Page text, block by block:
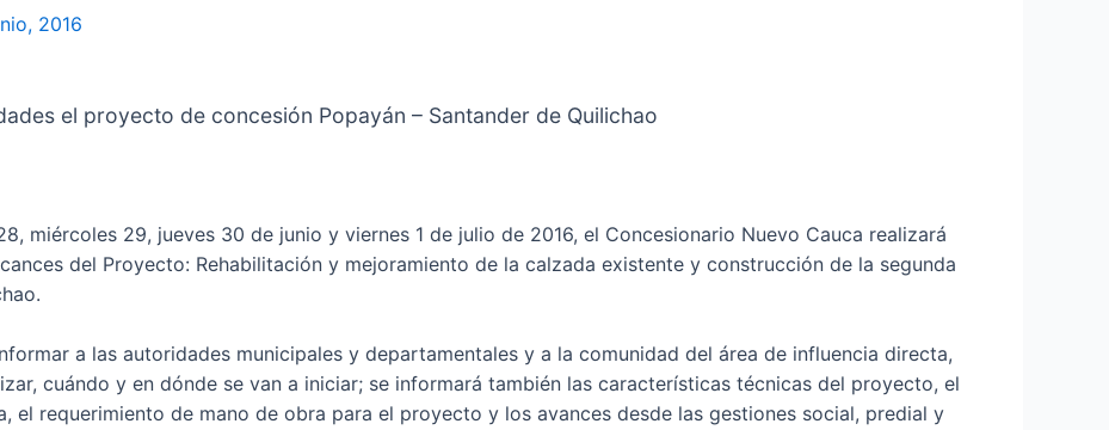
2016
el proyecto de concesión Popayán – Santander de Quilichao
miércoles 29, jueves 30 de junio y viernes 1 de julio de 2016, el Concesionario Nuevo Cauca realizará
del Proyecto: Rehabilitación y mejoramiento de la calzada existente y construcción de la segunda
a las autoridades municipales y departamentales y a la comunidad del área de influencia directa,
cuándo y en dónde se van a iniciar; se informará también las características técnicas del proyecto, el
el requerimiento de mano de obra para el proyecto y los avances desde las gestiones social, predial y